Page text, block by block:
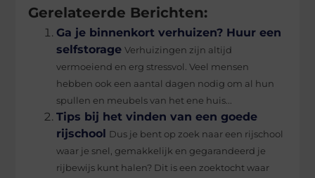
Gerelateerde Berichten:
Ga je binnenkort verhuizen? Huur een
selfstorage Verhuizingen zijn altijd
vermoeiend en erg stressvol. Veel mensen
hebben ook een aantal dagen nodig om al hun
spullen en meubels van het ene huis...
Tips bij het vinden van een goede
rijschool Dus je bent op zoek naar een rijschool
waar je snel, gemakkelijk en gegarandeerd je
rijbewijs kunt halen? Dit is een zoektocht waar